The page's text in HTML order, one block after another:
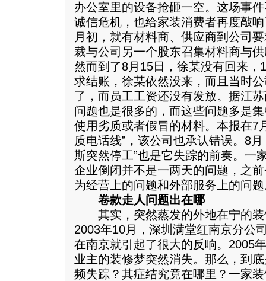
办公室里的设备抢砸一空。这场事
诚信危机，也给家装消费者再度敲
月初，就有材料商、供应商到公司
裁与公司另一个股东召集材料商与
然而到了8月15日，徐某没有回来，
求结账，徐某依然没来，而且当时
了，而员工工资还没有发放。据江
问题也是很多的，而这些问题多是
使用劣质或者假冒的材料。本报在7
质电话线”，该公司也承认错误。8
斯突然停工”也是它失踪的前奏。一
企业倒闭并不是一两天的问题，之
为经营上的问题和外部服务上的问
卷款走人问题出在哪
其实，突然蒸发的外地在宁的装
2003年10月，深圳满堂红南京分公
在南京就引起了很大的反响。2005
业主的装修梦突然消失。那么，到
频失踪？其症结究竟在哪里？一家